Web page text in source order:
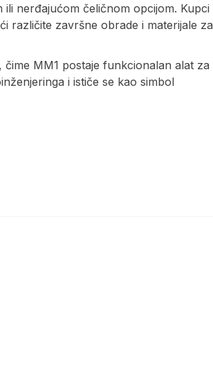
ili nerđajućom čeličnom opcijom. Kupci
različite završne obrade i materijale za
MM1 postaje funkcionalan alat za
i ističe se kao simbol